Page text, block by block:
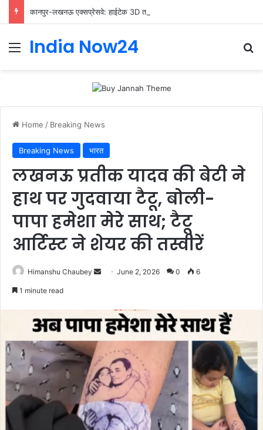
India Now24
Home / Breaking News
Breaking News भारत
लखनऊ प्रतीक यादव की बेटी ने
हाथ पर गुदवाया टैटू, बोली-
पापा हमेशा मेरे साथ; टैटू
आर्टिस्ट ने शेयर की तस्वीरें
Himanshu Chaubey June 2, 2026 0 6
1 minute read